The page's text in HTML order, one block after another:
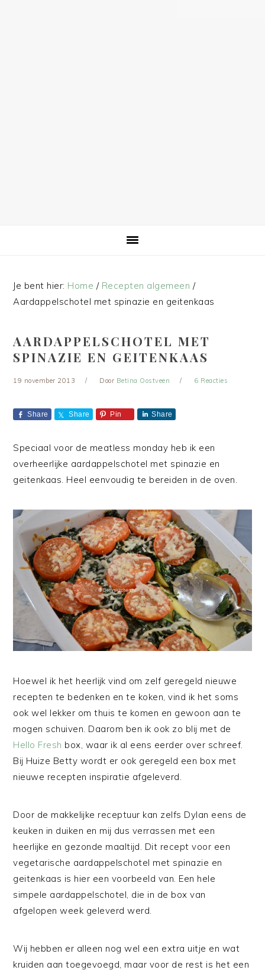
Je bent hier: Home / Recepten algemeen /
Aardappelschotel met spinazie en geitenkaas
AARDAPPELSCHOTEL MET
SPINAZIE EN GEITENKAAS
19 november 2013 Door Betina Oostveen 6 Reacties
Share Share Pin Share
Speciaal voor de meatless monday heb ik een
overheerlijke aardappelschotel met spinazie en
geitenkaas. Heel eenvoudig te bereiden in de oven.
Hoewel ik het heerlijk vind om zelf geregeld nieuwe
recepten te bedenken en te koken, vind ik het soms
ook wel lekker om thuis te komen en gewoon aan te
mogen schuiven. Daarom ben ik ook zo blij met de
Hello Fresh box, waar ik al eens eerder over schreef.
Bij Huize Betty wordt er ook geregeld een box met
nieuwe recepten inspiratie afgeleverd.
Door de makkelijke receptuur kan zelfs Dylan eens de
keuken in duiken en mij dus verrassen met een
heerlijke en gezonde maaltijd. Dit recept voor een
vegetarische aardappelschotel met spinazie en
geitenkaas is hier een voorbeeld van. Een hele
simpele aardappelschotel, die in de box van
afgelopen week geleverd werd.
Wij hebben er alleen nog wel een extra uitje en wat
kruiden aan toegevoegd, maar voor de rest is het een